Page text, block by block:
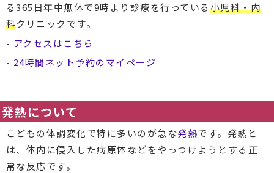
る365日年中無休で9時より診療を行っている 小児科・内
科クリニックです。
- アクセスはこちら
- 24時間ネット予約のマイページ
発熱について
こどもの体調変化で特に多いのが急な発熱です。発熱と
は、体内に侵入した病原体などをやっつけようとする正
常な反応です。